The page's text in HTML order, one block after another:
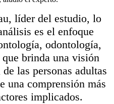
líder del estudio, lo
es el enfoque
odontología,
brinda una visión
las personas adultas
una comprensión más
implicados.